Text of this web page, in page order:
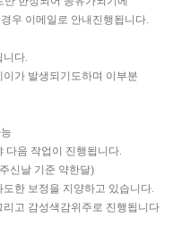
우 이메일로 안내진행됩니다.
니다.
가 발생되기도하며 이부분
다음 작업이 진행됩니다.
신날 기준 약한달)
한 보정을 지양하고 있습니다.
고 감성색감위주로 진행됩니다